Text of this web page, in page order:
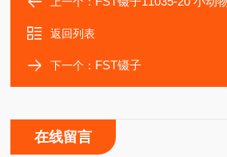
返回列表
下一个： FST镊子
在线留言